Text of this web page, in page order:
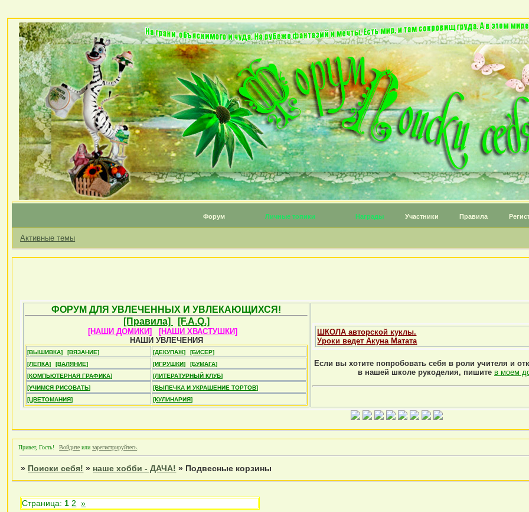
Форум Личные топики Награды Участники Правила
Активные темы
ФОРУМ ДЛЯ УВЛЕЧЕННЫХ И УВЛЕКАЮЩИХСЯ!
[Правила]
[F.A.Q.]
[НАШИ ДОМИКИ]
[НАШИ ХВАСТУШКИ]
НАШИ УВЛЕЧЕНИЯ
[ВЫШИВКА] [ВЯЗАНИЕ] [ДЕКУПАЖ]
[БИСЕР]
[ЛЕПКА]
[ВАЛЯНИЕ] [ИГРУШКИ]
[БУМАГА]
[КОМПЬЮТЕРНАЯ ГРАФИКА]
[ЛИТЕРАТУРНЫЙ КЛУБ]
[УЧИМСЯ РИСОВАТЬ]
[ВЫПЕЧКА И УКРАШЕНИЕ ТОРТОВ]
[ЦВЕТОМАНИЯ]
[КУЛИНАРИЯ]
ШКОЛА авторской куклы.
Уроки ведет Акуна Матата
Если вы хотите попробовать себя в роли учителя и
в нашей школе рукоделия, пишите в моем
Привет, Гость! Войдите илизарегистрируйтесь
» Поиски себя! » наше хобби - ДАЧА! » Подвесные корзины
Страница: 1 2 »